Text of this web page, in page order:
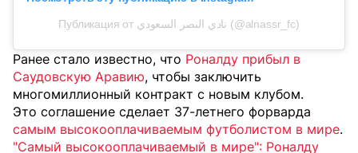
Публикация от نادي النصر السعودي (@alnassr_fc)
Ранее стало известно, что Роналду прибыл в
Саудовскую Аравию, чтобы заключить
многомиллионный контракт с новым клубом.
Это соглашение сделает 37-летнего форварда
самым высокооплачиваемым футболистом в мире.
"Самый высокооплачиваемый в мире": Роналду